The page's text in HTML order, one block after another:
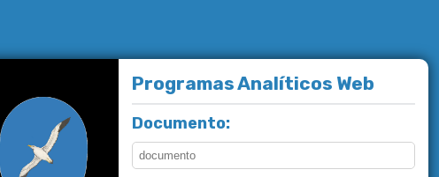
Programas Analíticos Web
Documento: